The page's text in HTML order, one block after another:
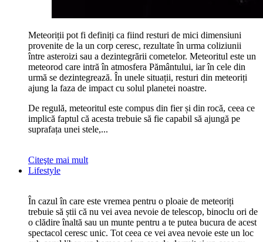
Meteoriții pot fi definiți ca fiind resturi de mici dimensiuni
provenite de la un corp ceresc, rezultate în urma coliziunii
între asteroizi sau a dezintegrării cometelor. Meteoritul este un
meteorod care intră în atmosfera Pământului, iar în cele din
urmă se dezintegrează. În unele situații, resturi din meteoriți
ajung la faza de impact cu solul planetei noastre.
De regulă, meteoritul este compus din fier și din rocă, ceea ce
implică faptul că acesta trebuie să fie capabil să ajungă pe
suprafața unei stele,...
Citeşte mai mult
Lifestyle
În cazul în care este vremea pentru o ploaie de meteoriți
trebuie să știi că nu vei avea nevoie de telescop, binoclu ori de
o clădire înaltă sau un munte pentru a te putea bucura de acest
spectacol ceresc unic. Tot ceea ce vei avea nevoie este un loc